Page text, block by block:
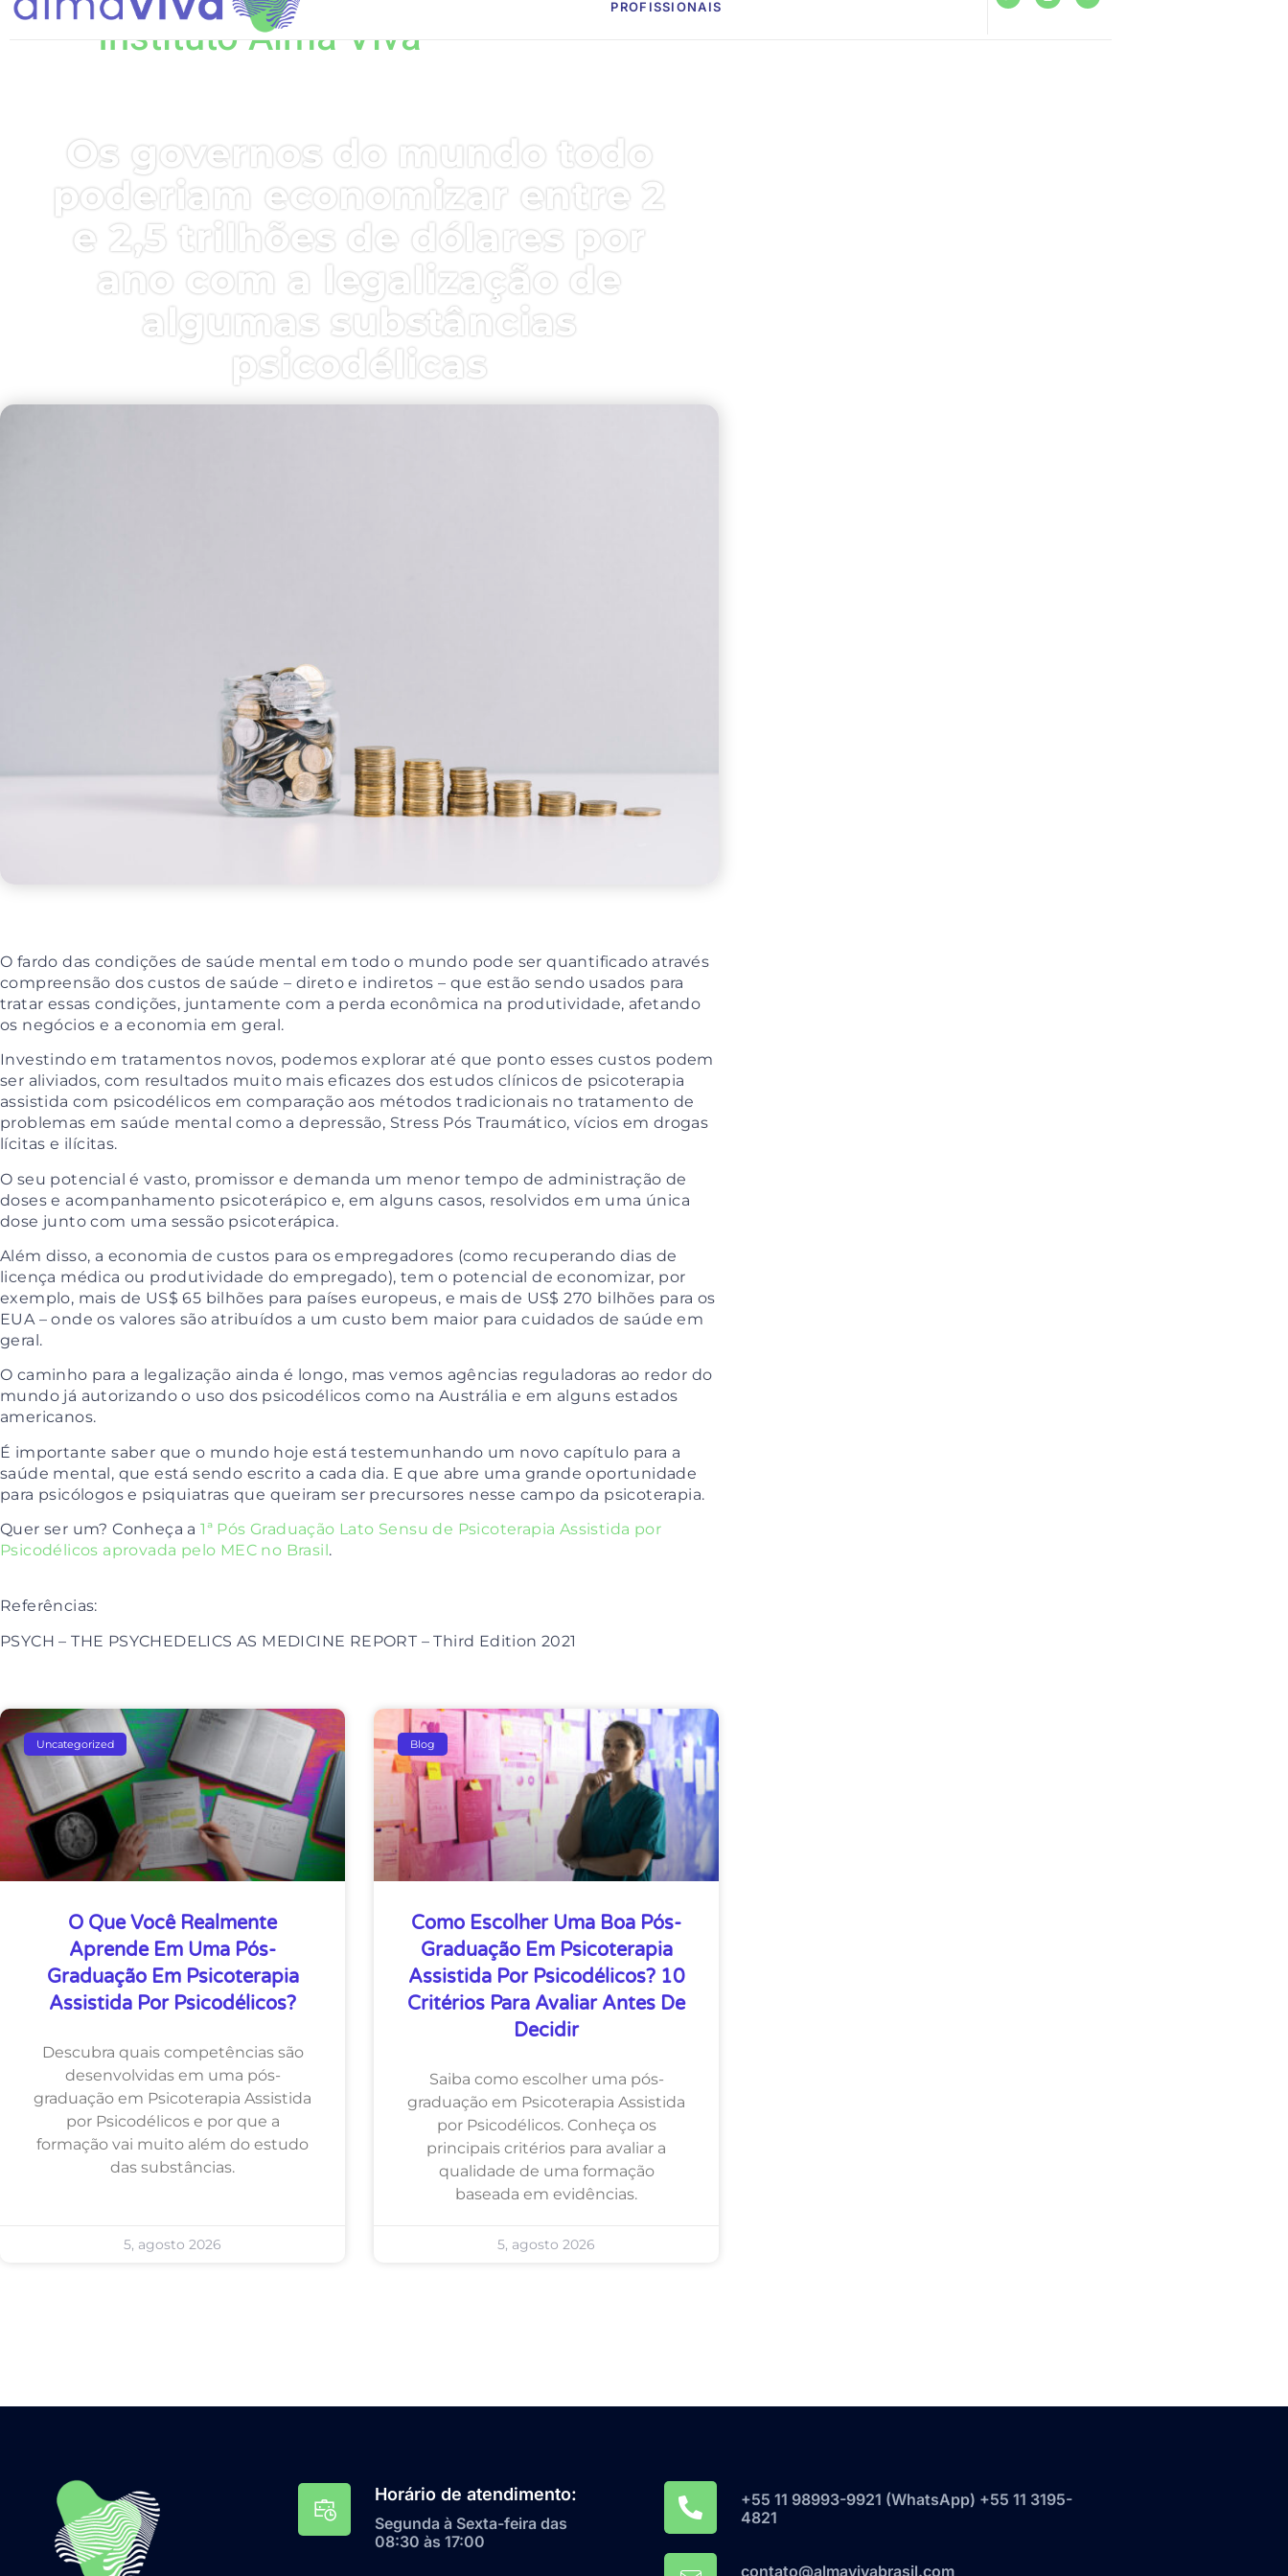
Instituto Alma Viva
PROFISSIONAIS
Os governos do mundo todo
poderiam economizar entre 2
e 2,5 trilhões de dólares por
ano com a legalização de
algumas substâncias
psicodélicas
O fardo das condições de saúde mental em todo o mundo pode ser quantificado através
compreensão dos custos de saúde – direto e indiretos – que estão sendo usados para
tratar essas condições, juntamente com a perda econômica na produtividade, afetando
os negócios e a economia em geral.
Investindo em tratamentos novos, podemos explorar até que ponto esses custos podem
ser aliviados, com resultados muito mais eficazes dos estudos clínicos de psicoterapia
assistida com psicodélicos em comparação aos métodos tradicionais no tratamento de
problemas em saúde mental como a depressão, Stress Pós Traumático, vícios em drogas
lícitas e ilícitas.
O seu potencial é vasto, promissor e demanda um menor tempo de administração de
doses e acompanhamento psicoterápico e, em alguns casos, resolvidos em uma única
dose junto com uma sessão psicoterápica.
Além disso, a economia de custos para os empregadores (como recuperando dias de
licença médica ou produtividade do empregado), tem o potencial de economizar, por
exemplo, mais de US$ 65 bilhões para países europeus, e mais de US$ 270 bilhões para os
EUA – onde os valores são atribuídos a um custo bem maior para cuidados de saúde em
geral.
O caminho para a legalização ainda é longo, mas vemos agências reguladoras ao redor do
mundo já autorizando o uso dos psicodélicos como na Austrália e em alguns estados
americanos.
É importante saber que o mundo hoje está testemunhando um novo capítulo para a
saúde mental, que está sendo escrito a cada dia. E que abre uma grande oportunidade
para psicólogos e psiquiatras que queiram ser precursores nesse campo da psicoterapia.
Quer ser um? Conheça a1ª Pós Graduação Lato Sensu de Psicoterapia Assistida por
Psicodélicos aprovada pelo MEC no Brasil.
Referências:
PSYCH – THE PSYCHEDELICS AS MEDICINE REPORT – Third Edition 2021
Uncategorized
O Que Você Realmente
Aprende Em Uma Pós-
Graduação Em Psicoterapia
Assistida Por Psicodélicos?
Descubra quais competências são
desenvolvidas em uma pós-
graduação em Psicoterapia Assistida
por Psicodélicos e por que a
formação vai muito além do estudo
das substâncias.
5, agosto 2026
Blog
Como Escolher Uma Boa Pós-
Graduação Em Psicoterapia
Assistida Por Psicodélicos? 10
Critérios Para Avaliar Antes De
Decidir
Saiba como escolher uma pós-
graduação em Psicoterapia Assistida
por Psicodélicos. Conheça os
principais critérios para avaliar a
qualidade de uma formação
baseada em evidências.
5, agosto 2026
Horário de atendimento:
Segunda à Sexta-feira das
08:30 às 17:00
+55 11 98993-9921‬ (WhatsApp) +55 11 3195-
4821
contato@almavivabrasil.com